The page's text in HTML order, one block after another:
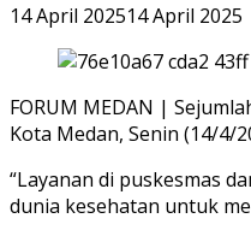
14 April 202514 April 2025
FORUM MEDAN |
Kota Medan, Senin (14/4/
“Layanan di puskesmas
dunia kesehatan untuk